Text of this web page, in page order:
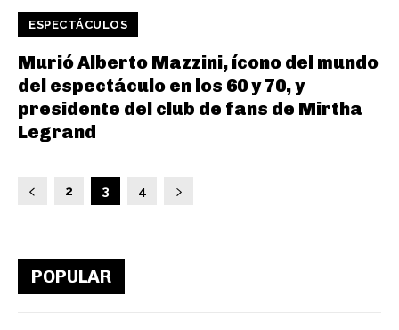
ESPECTÁCULOS
Murió Alberto Mazzini, ícono del mundo
del espectáculo en los 60 y 70, y
presidente del club de fans de Mirtha
Legrand
2 3 4
POPULAR